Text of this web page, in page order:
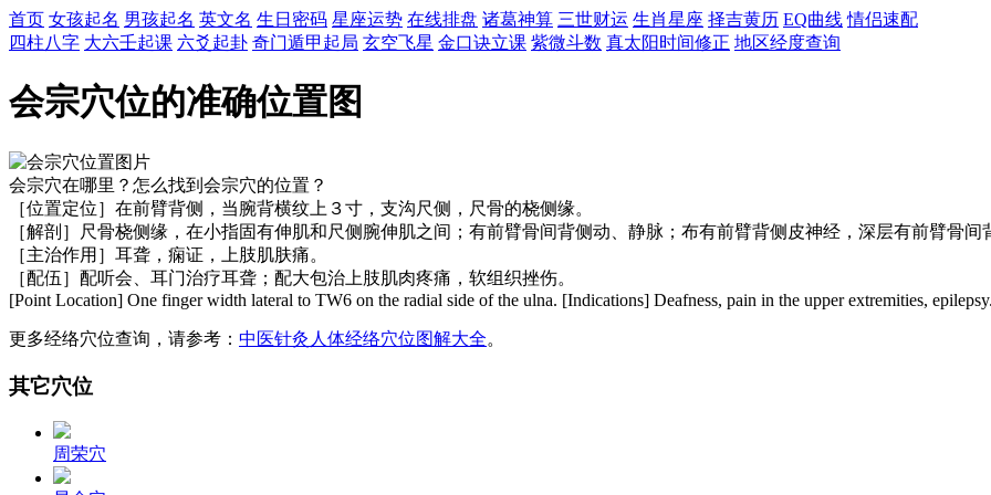
首页 女孩起名 男孩起名 英文名 生日密码 星座运势 在线排盘 诸葛神算 三世财运 生肖星座 择吉黄历 EQ曲线 情侣速配
四柱八字 大六壬起课 六爻起卦 奇门遁甲起局 玄空飞星 金口诀立课 紫微斗数 真太阳时间修正 地区经度查询
会宗穴位的准确位置图
会宗穴在哪里？怎么找到会宗穴的位置？
［位置定位］在前臂背侧，当腕背横纹上３寸，支沟尺侧，尺骨的桡侧缘。
［解剖］尺骨桡侧缘，在小指固有伸肌和尺侧腕伸肌之间；有前臂骨间背侧动、静脉；布有前臂背侧皮神经，深层有前臂骨间
［主治作用］耳聋，痫证，上肢肌肤痛。
［配伍］配听会、耳门治疗耳聋；配大包治上肢肌肉疼痛，软组织挫伤。
[Point Location] One finger width lateral to TW6 on the radial side of the ulna. [Indications] Deafness, pain in the upper extremities, epilepsy.
更多经络穴位查询，请参考： 中医针灸人体经络穴位图解大全。
其它穴位
周荣穴